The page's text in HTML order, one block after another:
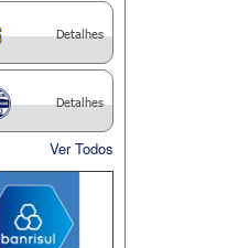
Detalhes
Detalhes
Ver Todos